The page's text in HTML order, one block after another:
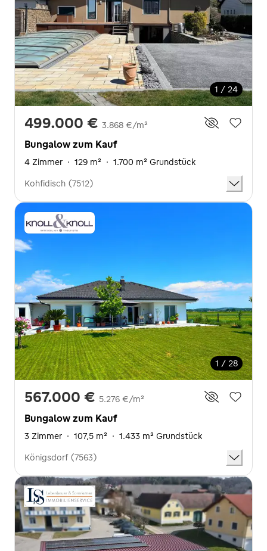
1 / 24
499.000 € 3.868 €/m²
Bungalow zum Kauf
4 Zimmer · 129 m² · 1.700 m² Grundstück
Kohfidisch (7512)
1 / 28
567.000 € 5.276 €/m²
Bungalow zum Kauf
3 Zimmer · 107,5 m² · 1.433 m² Grundstück
Königsdorf (7563)